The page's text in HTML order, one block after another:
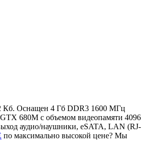
Кб. Оснащен 4 Гб DDR3 1600 МГц
680M с объемом видеопамяти 4096
аудио/наушники, eSATA, LAN (RJ-
по максимально высокой цене? Мы